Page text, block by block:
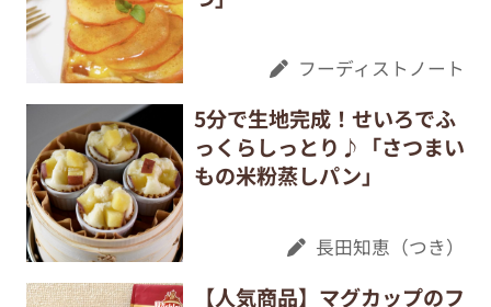
フーディストノート
5分で生地完成！せいろでふ
っくらしっとり♪「さつまい
もの米粉蒸しパン」
長田知恵（つき）
【人気商品】マグカップのフ